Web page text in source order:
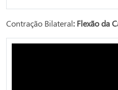
Contração Bilateral: Flexão da